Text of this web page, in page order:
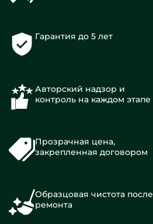
Гарантия до 5 лет
Авторский надзор и
контроль на каждом этапе
Прозрачная цена,
закрепленная договором
Образцовая чистота после
ремонта